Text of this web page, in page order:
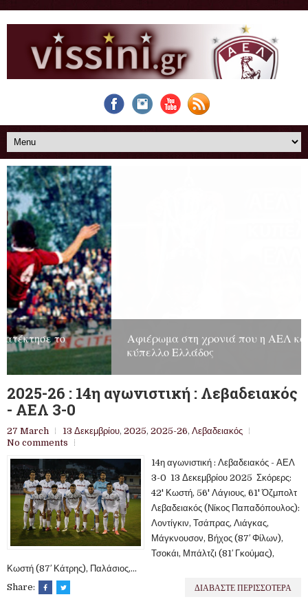
Αφιέρωμα στη χρονιά που η ΑΕΛ κατέκτησε το
κύπελλο Ελλάδος
2025-26 : 14η αγωνιστική : Λεβαδειακός
- ΑΕΛ 3-0
27 March 13 Δεκεμβρίου, 2025, 2025-26, Λεβαδειακός
No comments
14η αγωνιστική : Λεβαδειακός - ΑΕΛ
3-0 13 Δεκεμβρίου 2025 Σκόρερς:
42' Κωστή, 56' Λάγιους, 61' Όζμπολτ
Λεβαδειακός (Νίκος Παπαδόπουλος):
Λοντίγκιν, Τσάπρας, Λιάγκας,
Μάγκνουσον, Βήχος (87′ Φίλων),
Τσοκάι, Μπάλτζι (81′ Γκούμας),
Κωστή (87′ Κάτρης), Παλάσιος,...
Share:
ΔΙΑΒΑΣΤΕ ΠΕΡΙΣΣΟΤΕΡΑ